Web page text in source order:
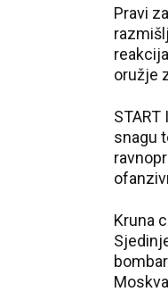
Pravi
oružje
snagu
Kruna